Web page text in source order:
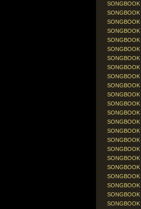
SONGBOOK
SONGBOOK
SONGBOOK
SONGBOOK
SONGBOOK
SONGBOOK
SONGBOOK
SONGBOOK
SONGBOOK